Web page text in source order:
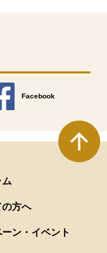
Facebook
別のウィンドウで開きます
の方へ
ン・イベント